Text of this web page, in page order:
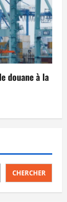
douane à la
CHERCHER